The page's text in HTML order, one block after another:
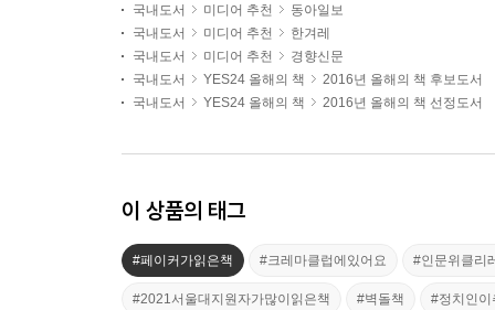
국내도서
미디어 추천
동아일보
국내도서
미디어 추천
한겨레
국내도서
미디어 추천
경향신문
국내도서
YES24 올해의 책
2016년 올해의 책 후보도서
국내도서
YES24 올해의 책 2016년 올해의 책 선정도서
이 상품의 태그
#페이커가읽은책 #크레마클럽에있어요 #인문위클리
#2021서울대지원자가많이읽은책 #벽돌책 #정치인이